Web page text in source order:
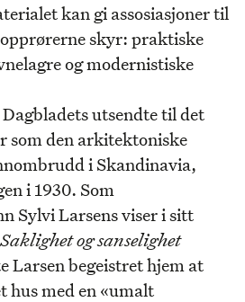
kan gi assosiasjoner til
skyr: praktiske
og modernistiske
utsendte til det
som den arkitektoniske
i Skandinavia,
i 1930. Som
Sylvi Larsens viser i sitt
Saklighet og sanselighet
begeistret hjem at
hus med en «umalt